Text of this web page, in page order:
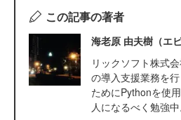
この記事の著者
海老原 由夫樹（エ
リックソフト株式
の導入支援業務を
ためにPythonを使
人になるべく勉強中